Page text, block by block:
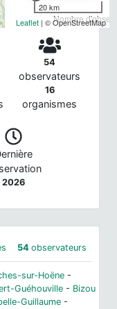
Nombre
20 km
Leaflet | © OpenStreetMap
54
observateurs
16
organismes
2026
54 observateurs
sur-Hoëne -
Guéhouville - Bizou
Guillaume -